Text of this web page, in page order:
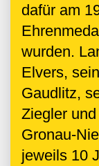
dafür am
wurden.
Elvers,
Gaudlitz,
Ziegler
Gronau-
jeweils 10